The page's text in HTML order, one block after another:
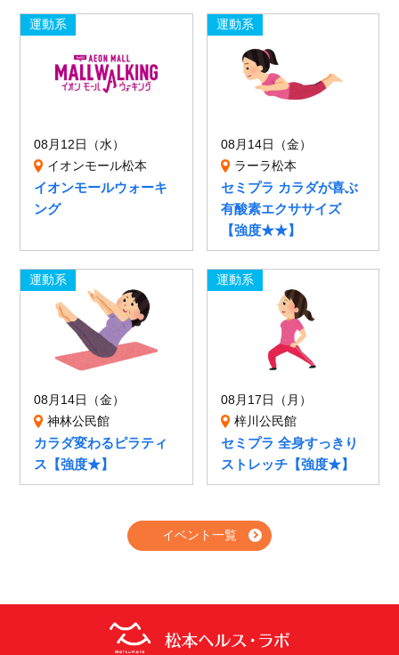
運動系
08月12日（水）
イオンモール松本
イオンモールウォーキ
ング
運動系
08月14日（金）
ラーラ松本
セミプラ カラダが喜ぶ
有酸素エクササイズ
【強度★★】
運動系
08月14日（金）
神林公民館
カラダ変わるピラティ
ス【強度★】
運動系
08月17日（月）
梓川公民館
セミプラ 全身すっきり
ストレッチ【強度★】
イベント一覧